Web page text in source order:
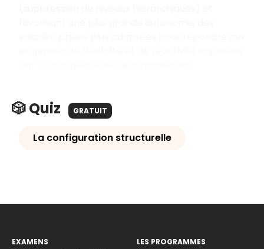
🎲 Quiz GRATUIT
La configuration structurelle
EXAMENS
LES PROGRAMMES